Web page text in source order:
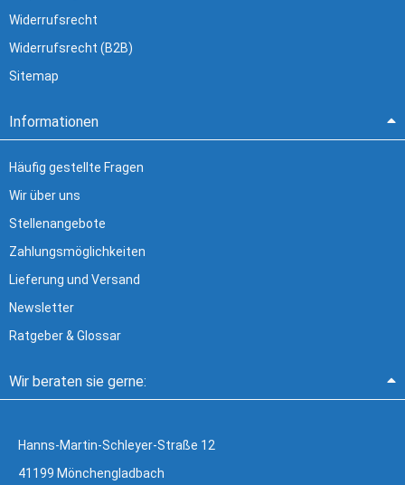
Widerrufsrecht
Widerrufsrecht (B2B)
Sitemap
Informationen
Häufig gestellte Fragen
Wir über uns
Stellenangebote
Zahlungsmöglichkeiten
Lieferung und Versand
Newsletter
Ratgeber & Glossar
Wir beraten sie gerne:
Hanns-Martin-Schleyer-Straße 12
41199 Mönchengladbach